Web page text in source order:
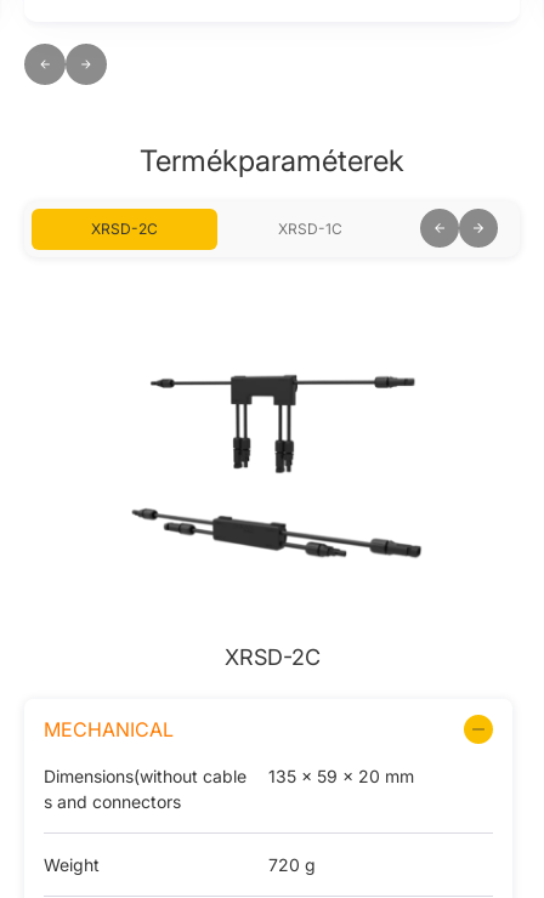
Termékparaméterek
XRSD-2C XRSD-1C
XRSD-2C
MECHANICAL
Dimensions(without cable
s and connectors
135 × 59 × 20 mm
Weight 720 g